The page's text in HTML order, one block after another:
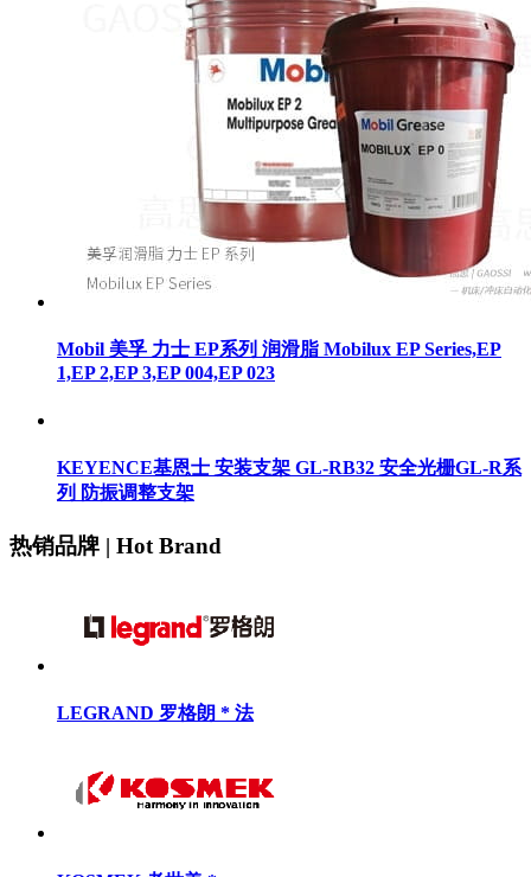
Mobil 美孚 力士 EP系列 润滑脂 Mobilux EP Series,EP
1,EP 2,EP 3,EP 004,EP 023
KEYENCE基恩士 安装支架 GL-RB32 安全光栅GL-R系
列 防振调整支架
热销品牌 | Hot Brand
LEGRAND 罗格朗 * 法